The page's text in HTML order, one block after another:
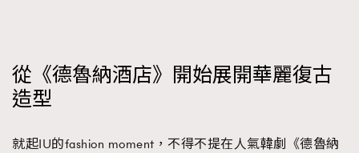
從《德魯納酒店》開始展開華麗復古
造型
就起IU的fashion moment，不得不提在人氣韓劇《德魯納